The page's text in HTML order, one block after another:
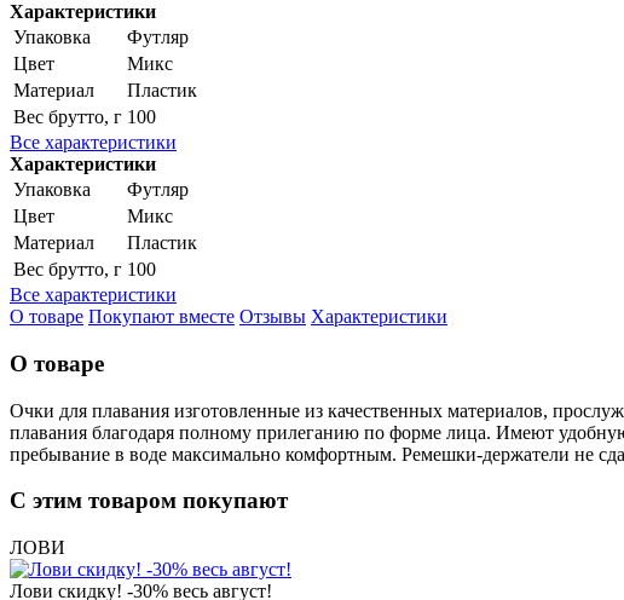
Характеристики
Упаковка
Футляр
Цвет
Микс
Материал
Пластик
Вес брутто, г 100
Все характеристики
Характеристики
Упаковка
Футляр
Цвет
Микс
Материал
Пластик
Вес брутто, г 100
Все характеристики
О товаре Покупают вместе Отзывы Характеристики
О товаре
Очки для плавания изготовленные из качественных материалов,
плавания благодаря полному прилеганию по форме лица. Имеют
пребывание в воде максимально комфортным. Ремешки-держатели не
С этим товаром покупают
ЛОВИ
Лови скидку! -30% весь август!